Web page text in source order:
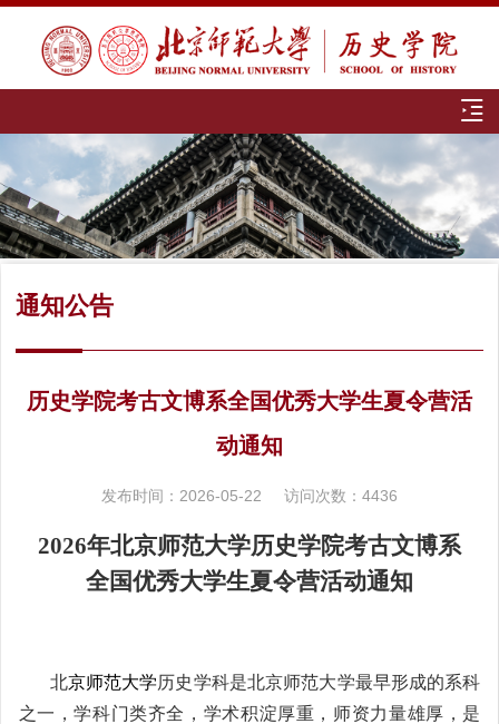
通知公告
历史学院考古文博系全国优秀大学生夏令营活
动通知
发布时间：2026-05-22 访问次数： 4436
2026年北京师范大学历史学院考古文博系
全国优秀大学生夏令营活动通知
北京师范大学历史学科是北京师范大学最早形成的系科
之一，学科门类齐全，学术积淀厚重，师资力量雄厚，是